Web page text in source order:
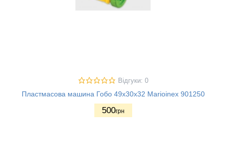
Відгуки: 0
Пластмасова машина Гобо 49х30х32 Marioinex 901250
500грн